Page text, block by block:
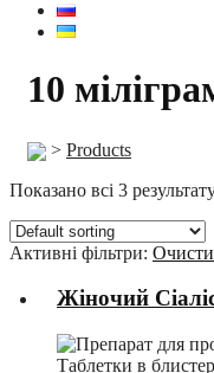
10
> Products
Показано всі 3
Активні фільтри:
Жіночий